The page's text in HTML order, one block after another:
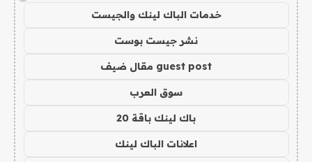
خدمات الباك لينك والجيست
نشر جيست بوست
guest post مقال ضيف
سوق العرب
باك لينك باقة 20
اعلانات الباك لينك